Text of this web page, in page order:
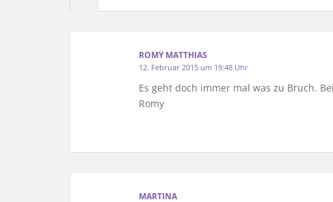
ROMY MATTHIAS
12. Februar 2015 um 19:48 Uhr
Es geht doch immer mal was zu Bruch.
Romy
MARTINA